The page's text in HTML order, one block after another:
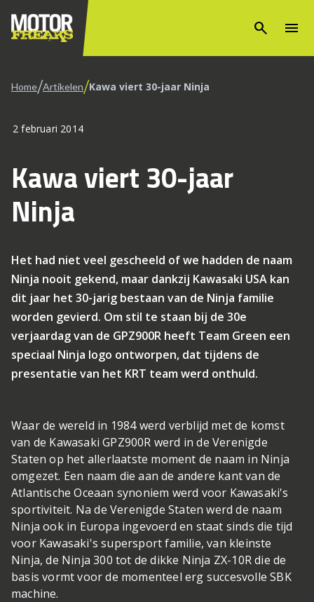
search menu
Home/Artikelen/Kawa viert 30-jaar Ninja
2 februari 2014
Kawa viert 30-jaar
Ninja
Het had niet veel gescheeld of we hadden de naam
Ninja nooit gekend, maar dankzij Kawasaki USA kan
dit jaar het 30-jarig bestaan van de Ninja familie
worden gevierd. Om stil te staan bij de 30e
verjaardag van de GPZ900R heeft Team Green een
speciaal Ninja logo ontworpen, dat tijdens de
presentatie van het KRT team werd onthuld.
Waar de wereld in 1984 werd verblijd met de komst
van de Kawasaki GPZ900R werd in de Verenigde
Staten op het allerlaatste moment de naam in Ninja
omgezet. Een naam die aan de andere kant van de
Atlantische Oceaan synoniem werd voor Kawasaki's
sportiviteit. Na de Verenigde Staten werd de naam
Ninja ook in Europa ingevoerd en staat sinds die tijd
voor Kawasaki's supersport familie, van kleinste
Ninja, de Ninja 300 tot de dikke Ninja ZX-10R die de
basis vormt voor de momenteel erg succesvolle SBK
machine.